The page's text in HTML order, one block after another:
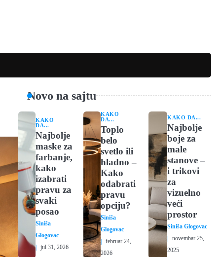
Novo na sajtu
KAKO
DA...
Najbolje
maske za
farbanje,
kako
izabrati
pravu za
svaki
posao
Siniša
Glogovac
jul 31, 2026
KAKO
DA...
Toplo
belo
svetlo ili
hladno –
Kako
odabrati
pravu
opciju?
Siniša
Glogovac
februar 24,
2026
KAKO DA...
Najbolje
boje za
male
stanove –
i trikovi
za
vizuelno
veći
prostor
Siniša Glogovac
novembar 25,
2025